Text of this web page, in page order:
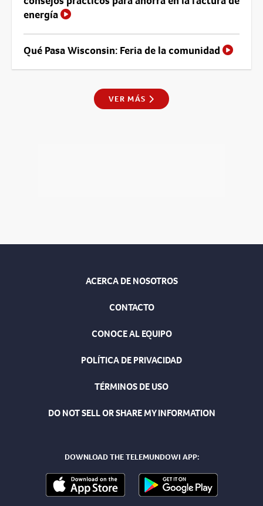
energía
Qué Pasa Wisconsin: Feria de la comunidad
VER MÁS
ACERCA DE NOSOTROS
CONTACTO
CONOCE AL EQUIPO
POLÍTICA DE PRIVACIDAD
TÉRMINOS DE USO
DO NOT SELL OR SHARE MY INFORMATION
DOWNLOAD THE TELEMUNDOWI APP: